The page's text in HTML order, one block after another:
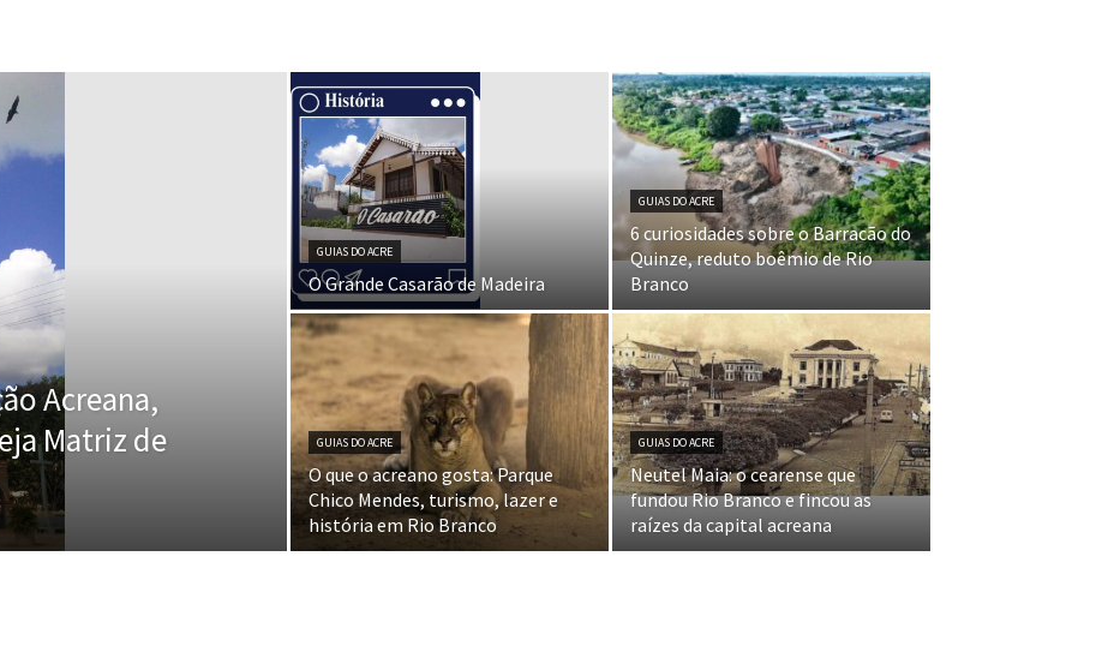
Acreana,
Matriz de
GUIAS DO ACRE
O Grande Casarão de Madeira
GUIAS DO ACRE
6 curiosidades sobre o Barracão do
Quinze, reduto boêmio de Rio
Branco
GUIAS DO ACRE
O que o acreano gosta: Parque
Chico Mendes, turismo, lazer e
história em Rio Branco
GUIAS DO ACRE
Neutel Maia: o cearense que
fundou Rio Branco e fincou as
raízes da capital acreana